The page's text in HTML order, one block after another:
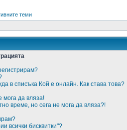
теми
в списъка Кой е онлайн. Как става това?
мога да вляза!
време, но сега не мога да вляза?!
всички бисквитки"?